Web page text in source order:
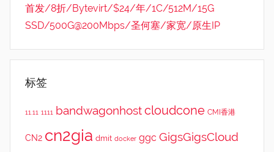
首发/8折/Bytevirt/$24/年/1C/512M/15G
SSD/500G@200Mbps/圣何塞/家宽/原生IP
标签
11.11 1111 bandwagonhostcloudcone CMI香港
CN2 cn2gia dmit docker ggc GigsGigsCloud